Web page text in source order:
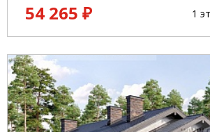
54 265 ₽
1